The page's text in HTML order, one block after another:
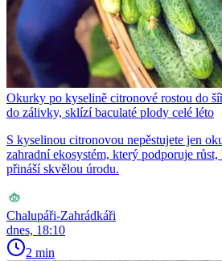
Okurky po kyselině citronové rostou do
do zálivky, sklízí baculaté plody celé léto
S kyselinou citronovou nepěstujete jen
zahradní ekosystém, který podporuje
přináší skvělou úrodu.
Chalupáři-Zahrádkáři
dnes, 18:10
2 min